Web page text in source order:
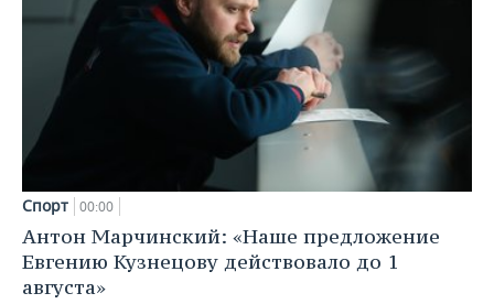
Спорт 00:00
Антон Марчинский: «Наше предложение
Евгению Кузнецову действовало до 1
августа»